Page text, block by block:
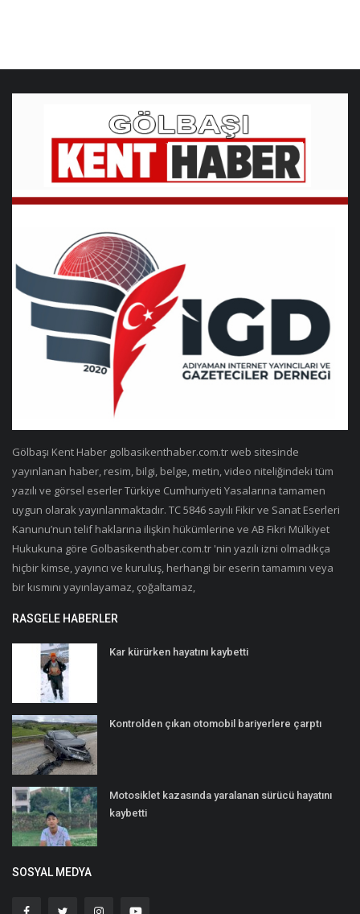
Gölbaşı Kent Haber golbasikenthaber.com.tr web sitesinde
yayınlanan haber, resim, bilgi, belge, metin, video niteliğindeki tüm
yazılı ve görsel eserler Türkiye Cumhuriyeti Yasalarına tamamen
uygun olarak yayınlanmaktadır. TC 5846 sayılı Fikir ve Sanat Eserleri
Kanunu’nun telif haklarına ilişkin hükümlerine ve AB Fikri Mülkiyet
Hukukuna göre Golbasikenthaber.com.tr 'nin yazılı izni olmadıkça
hiçbir kimse, yayıncı ve kuruluş, herhangi bir eserin tamamını veya
bir kısmını yayınlayamaz, çoğaltamaz,
RASGELE HABERLER
Kar kürürken hayatını kaybetti
Kontrolden çıkan otomobil bariyerlere çarptı
Motosiklet kazasında yaralanan sürücü hayatını
kaybetti
SOSYAL MEDYA